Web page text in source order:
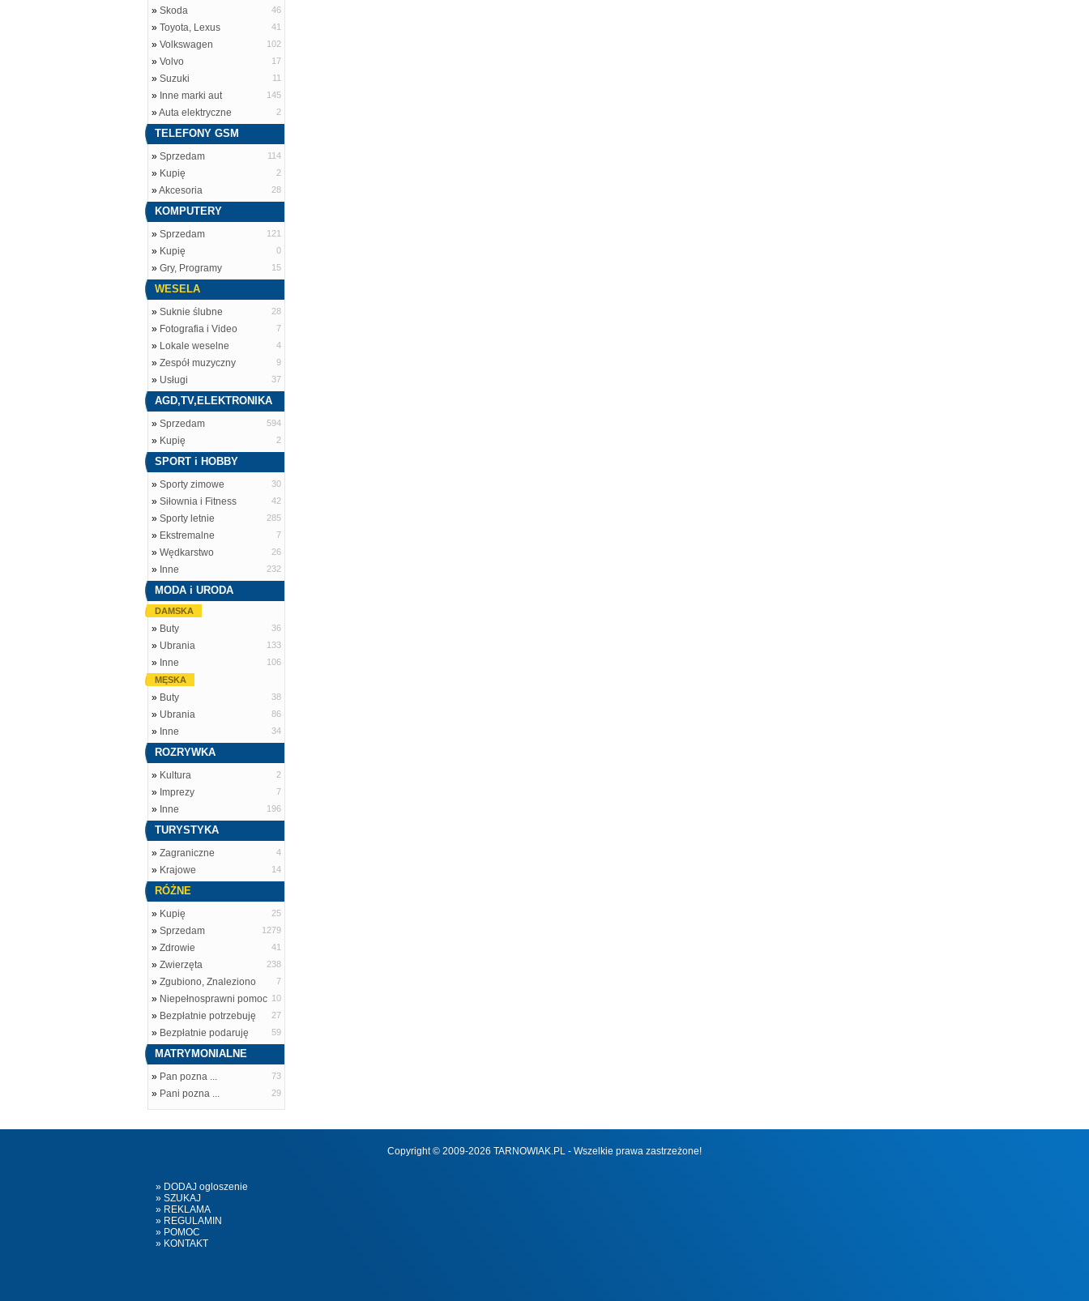
» Skoda 46
» Toyota, Lexus 41
» Volkswagen 102
» Volvo 17
» Suzuki 11
» Inne marki aut 145
»Auta elektryczne 2
TELEFONY GSM
» Sprzedam 114
» Kupię 2
»Akcesoria 28
KOMPUTERY
» Sprzedam 121
» Kupię 0
» Gry, Programy 15
WESELA
» Suknie ślubne 28
» Fotografia i Video 7
» Lokale weselne 4
» Zespół muzyczny 9
» Usługi 37
AGD,TV,ELEKTRONIKA
» Sprzedam 594
» Kupię 2
SPORT i HOBBY
» Sporty zimowe 30
» Siłownia i Fitness 42
» Sporty letnie 285
» Ekstremalne 7
» Wędkarstwo 26
» Inne 232
MODA i URODA
DAMSKA
» Buty 36
» Ubrania 133
» Inne
106
MĘSKA
» Buty 38
» Ubrania 86
» Inne 34
ROZRYWKA
» Kultura 2
» Imprezy 7
» Inne 196
TURYSTYKA
» Zagraniczne 4
» Krajowe 14
RÓŻNE
» Kupię 25
» Sprzedam 1279
» Zdrowie 41
» Zwierzęta 238
» Zgubiono, Znaleziono 7
» Niepełnosprawni pomoc 10
» Bezpłatnie potrzebuję 27
» Bezpłatnie podaruję 59
MATRYMONIALNE
» Pan pozna ... 73
» Pani pozna ... 29
Copyright © 2009-2026 TARNOWIAK.PL - Wszelkie prawa zastrzeżone!
» DODAJ ogloszenie
» SZUKAJ
» REKLAMA
» REGULAMIN
» POMOC
» KONTAKT